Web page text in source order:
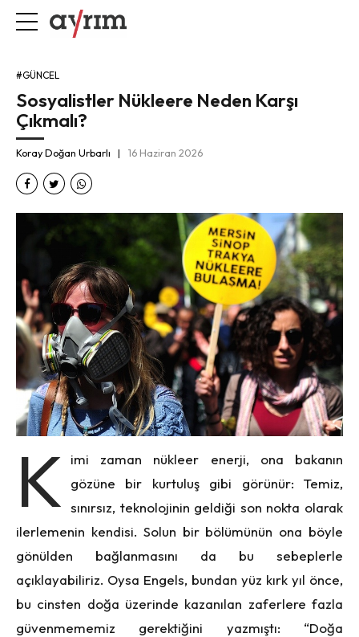
#GÜNCEL
Sosyalistler Nükleere Neden Karşı
Çıkmalı?
Koray Doğan Urbarlı 16 Haziran 2026
K
imi zaman nükleer enerji, ona bakanın
gözüne bir kurtuluş gibi görünür: Temiz,
sınırsız, teknolojinin geldiği son nokta olarak
ilerlemenin kendisi. Solun bir bölümünün ona böyle
gönülden bağlanmasını da bu sebeplerle
açıklayabiliriz. Oysa Engels, bundan yüz kırk yıl önce,
bu cinsten doğa üzerinde kazanılan zaferlere fazla
güvenmememiz gerektiğini yazmıştı: “Doğa